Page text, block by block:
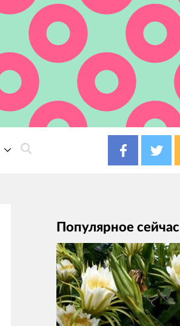
Популярное сейчас